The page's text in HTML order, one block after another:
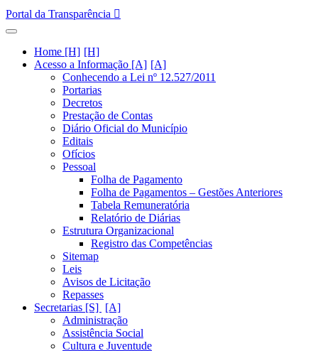
Portal da Transparência
Home [H]
Acesso a Informação [A]
Conhecendo a Lei nº 12.527/2011
Portarias
Decretos
Prestação de Contas
Diário Oficial do Município
Editais
Ofícios
Pessoal
Folha de Pagamento
Folha de Pagamentos – Gestões Anteriores
Tabela Remuneratória
Relatório de Diárias
Estrutura Organizacional
Registro das Competências
Sitemap
Leis
Avisos de Licitação
Repasses
Secretarias [S]
Administração
Assistência Social
Cultura e Juventude